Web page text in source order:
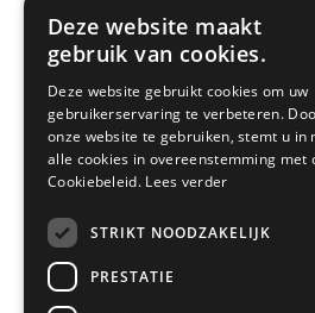
vonden. Dat er
gingen,
rondleiding
konden we
het kind
"We zijn
Deze website maakt
gebruik van cookies.
Deze website gebruikt cookies om uw
gebruikerservaring te verbeteren.
onze website te gebruiken, stemt u in
alle cookies in overeenstemming met
Cookiebeleid. Lees verder
STRIKT NOODZAKELIJK
PRESTATIE